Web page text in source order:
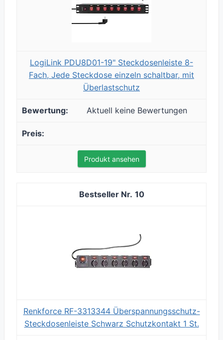
LogiLink PDU8D01-19" Steckdosenleiste 8-
Fach, Jede Steckdose einzeln schaltbar, mit
Überlastschutz
Aktuell keine Bewertungen
Produkt ansehen
10
Renkforce RF-3313344 Überspannungsschutz-
Steckdosenleiste Schwarz Schutzkontakt 1 St.